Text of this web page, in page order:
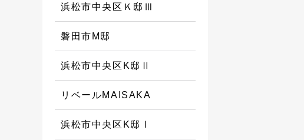
浜松市中央区Ｋ邸Ⅲ
磐田市M邸
浜松市中央区K邸Ⅱ
リベールMAISAKA
浜松市中央区K邸Ⅰ